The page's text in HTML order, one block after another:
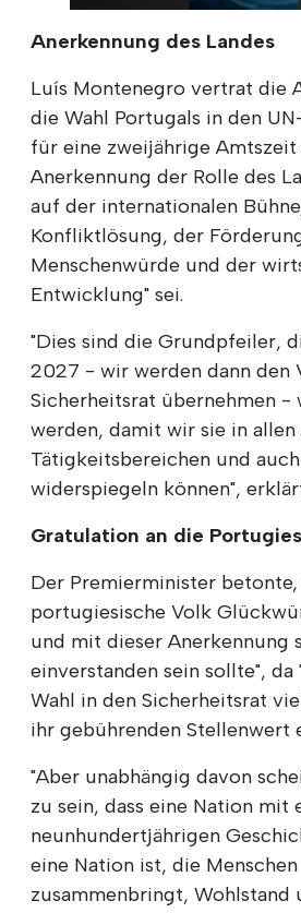
Anerkennung des Landes
Luís Montenegro vertrat die
die Wahl Portugals in den
für eine zweijährige Amtszeit
Anerkennung der Rolle des
auf der internationalen
Konfliktlösung, der
Menschenwürde und der
Entwicklung" sei.
"Dies sind die Grundpfeiler,
2027 - wir werden dann den
Sicherheitsrat übernehmen -
werden, damit wir sie in allen
Tätigkeitsbereichen und
widerspiegeln können",
Gratulation an die
Der Premierminister betonte,
portugiesische Volk
und mit dieser Anerkennung
einverstanden sein sollte",
Wahl in den Sicherheitsrat
ihr gebührenden Stellenwert
"Aber unabhängig davon
zu sein, dass eine Nation mit
neunhundertjährigen
eine Nation ist, die Menschen
zusammenbringt, Wohlstand